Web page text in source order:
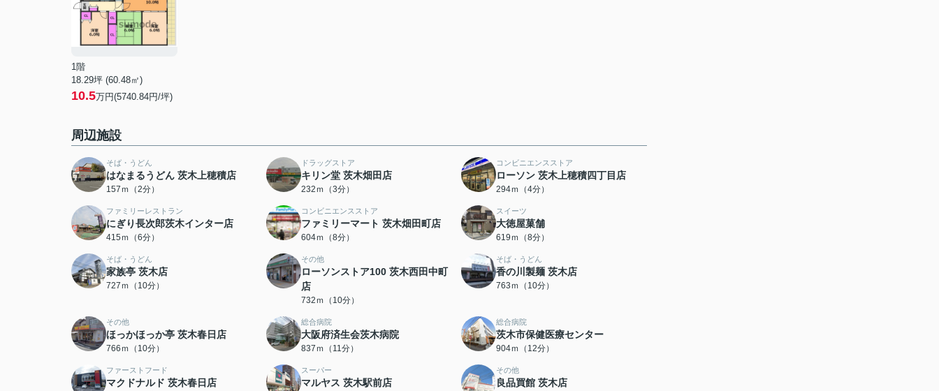
1階
18.29坪 (60.48㎡)
10.5万円(5740.84円/坪)
周辺施設
そば・うどん
はなまるうどん 茨木上穂積店
157ｍ（2分）
ドラッグストア
キリン堂 茨木畑田店
232ｍ（3分）
コンビニエンスストア
ローソン 茨木上穂積四丁目店
294ｍ（4分）
ファミリーレストラン
にぎり長次郎茨木インター店
415ｍ（6分）
コンビニエンスストア
ファミリーマート 茨木畑田町店
604ｍ（8分）
スイーツ
大徳屋菓舗
619ｍ（8分）
そば・うどん
家族亭 茨木店
727ｍ（10分）
その他
ローソンストア100 茨木西田中町
店
732ｍ（10分）
そば・うどん
香の川製麺 茨木店
763ｍ（10分）
その他
ほっかほっか亭 茨木春日店
766ｍ（10分）
総合病院
大阪府済生会茨木病院
837ｍ（11分）
総合病院
茨木市保健医療センター
904ｍ（12分）
ファーストフード
マクドナルド 茨木春日店
スーパー
マルヤス 茨木駅前店
その他
良品買館 茨木店